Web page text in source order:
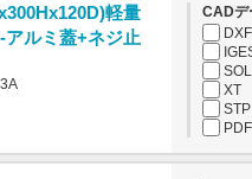
軽量
ルミ蓋+ネジ止
CADデ
DXF
XT
STP
PDF